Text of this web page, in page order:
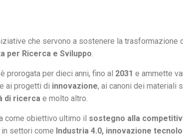
che servono a sostenere la trasformazione
per Ricerca e Sviluppo.
prorogata per dieci anni, fino al 2031 e ammette
ai progetti di innovazione, ai canoni dei materiali
di ricerca e molto altro.
come obiettivo ultimo il sostegno alla
settori come Industria 4.0, innovazione